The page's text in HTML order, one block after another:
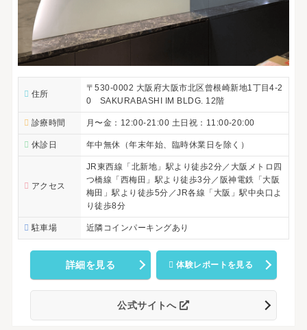
住所
〒530-0002 大阪府大阪市北区曾根崎新地1丁目4-2
0 SAKURABASHI IM BLDG. 12階
診療時間 月〜金：12:00-21:00 土日祝：11:00-20:00
休診日 年中無休（年末年始、臨時休業日を除く）
アクセス
JR東西線「北新地」駅より徒歩2分／大阪メトロ四
つ橋線「西梅田」駅より徒歩3分／阪神電鉄「大阪
梅田」駅より徒歩5分／JR各線「大阪」駅中央口よ
り徒歩8分
駐車場 近隣コインパーキングあり
詳細を見る 体験レポートを見る
公式サイトへ